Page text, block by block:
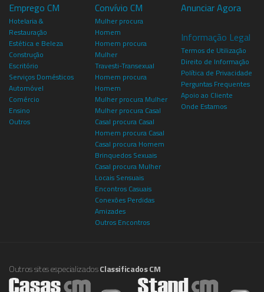
Emprego CM
Hotelaria &
Restauração
Estética e Beleza
Construção
Escritório
Serviços Domésticos
Automóvel
Comércio
Ensino
Outros
Convívio CM
Mulher procura
Homem
Homem procura
Mulher
Travesti-Transexual
Homem procura
Homem
Mulher procura Mulher
Mulher procura Casal
Casal procura Casal
Homem procura Casal
Casal procura Homem
Brinquedos Sexuais
Casal procura Mulher
Locais Sensuais
Encontros Casuais
Conexões Perdidas
Amizades
Outros Encontros
Anunciar Agora
Informação Legal
Termos de Utilização
Direito de Informação
Política de Privacidade
Perguntas Frequentes
Apoio ao Cliente
Onde Estamos
Outros sites especializadosClassificados CM